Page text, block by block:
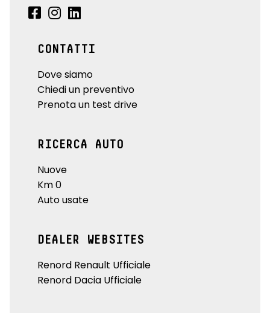
CONTATTI
Dove siamo
Chiedi un preventivo
Prenota un test drive
RICERCA AUTO
Nuove
Km 0
Auto usate
DEALER WEBSITES
Renord Renault Ufficiale
Renord Dacia Ufficiale